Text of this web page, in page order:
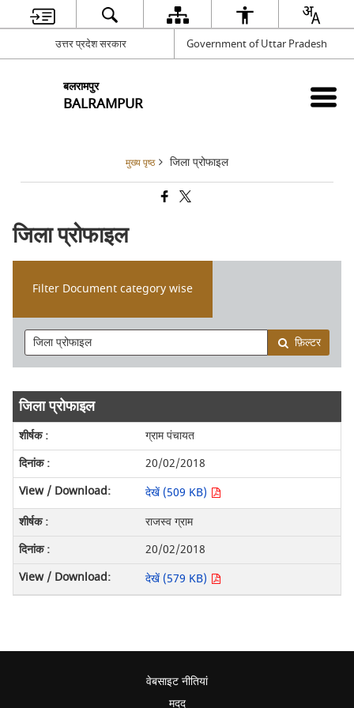
उत्तर प्रदेश सरकार Government of Uttar Pradesh
बलरामपुर
BALRAMPUR
मुख्य पृष्ठ जिला प्रोफाइल
जिला प्रोफाइल
Filter Document category wise
फ़िल्टर
जिला प्रोफाइल
ग्राम पंचायत
20/02/2018
देखें (509 KB)
राजस्व ग्राम
20/02/2018
देखें (579 KB)
वेबसाइट नीतियां
मदद